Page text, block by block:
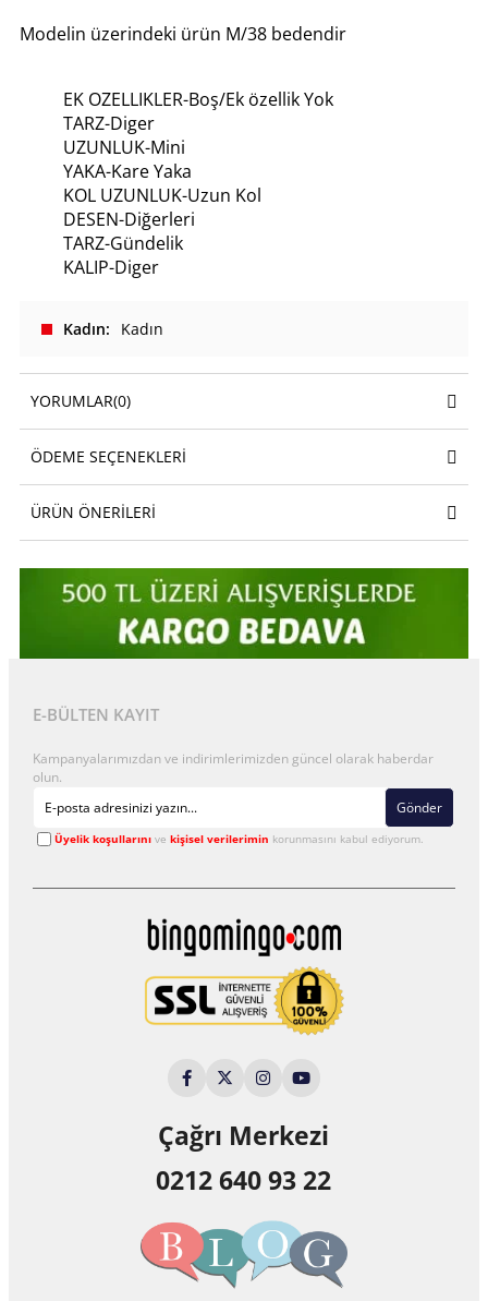
Modelin üzerindeki ürün M/38 bedendir
EK OZELLIKLER-Boş/Ek özellik Yok
TARZ-Diger
UZUNLUK-Mini
YAKA-Kare Yaka
KOL UZUNLUK-Uzun Kol
DESEN-Diğerleri
TARZ-Gündelik
KALIP-Diger
Kadın Kadın
YORUMLAR(0)
ÖDEME SEÇENEKLERI
ÜRÜN ÖNERILERI
E-BÜLTEN KAYIT
Kampanyalarımızdan ve indirimlerimizden güncel olarak haberdar
olun.
Gönder
Üyelik koşullarınıve kişisel verilerimin korunmasını kabul ediyorum.
Çağrı Merkezi
0212 640 93 22